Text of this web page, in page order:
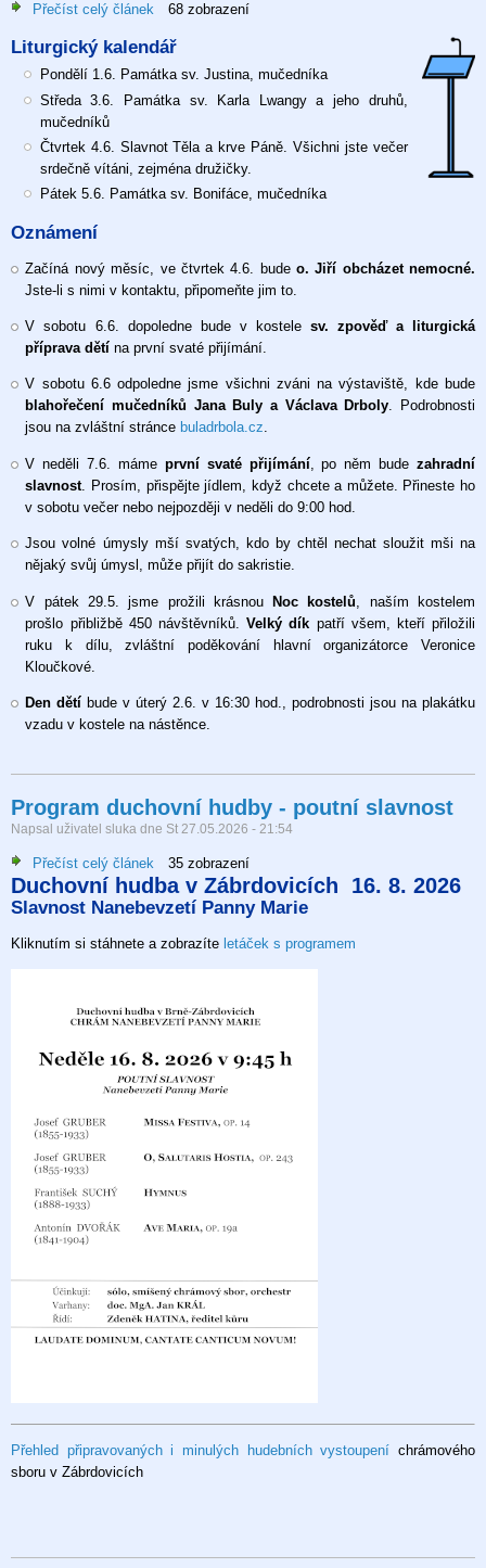
Přečíst celý článek
Nejsvětější
Trojice,
31.
2026
68 zobrazení
Liturgický kalendář
Pondělí 1.6. Památka sv. Justina, mučedníka
Středa 3.6. Památka sv. Karla Lwangy a jeho druhů,
mučedníků
Čtvrtek 4.6. Slavnot Těla a krve Páně. Všichni jste večer
srdečně vítáni, zejména družičky.
Pátek 5.6. Památka sv. Bonifáce, mučedníka
Oznámení
Začíná nový měsíc, ve čtvrtek 4.6. bude o. Jiří obcházet nemocné.
Jste-li s nimi v kontaktu, připomeňte jim to.
V sobotu 6.6. dopoledne bude v kostelesv. zpověď a liturgická
příprava dětína první svaté přijímání.
V sobotu 6.6 odpoledne jsme všichni zváni na výstaviště, kde bude
blahořečení mučedníků Jana Buly a Václava Drboly. Podrobnosti
jsou na zvláštní stránce buladrbola.cz.
V neděli 7.6. máme první svaté přijímání, po něm budezahradní
slavnost. Prosím, přispějte jídlem, když chcete a můžete. Přineste ho
v sobotu večer nebo nejpozději v neděli do 9:00 hod.
Jsou volné úmysly mší svatých, kdo by chtěl nechat sloužit mši na
nějaký svůj úmysl, může přijít do sakristie.
V pátek 29.5. jsme prožili krásnou Noc kostelů , naším kostelem
prošlo přibližbě 450 návštěvníků.Velký dík patří všem, kteří přiložili
ruku k dílu, zvláštní poděkování hlavní organizátorce Veronice
Kloučkové.
Den dětí bude v úterý 2.6. v 16:30 hod., podrobnosti jsou na plakátku
vzadu v kostele na nástěnce.
Program duchovní hudby - poutní slavnost
Napsal uživatel sluka dne St 27.05.2026 - 21:54
Přečíst celý článek
Program
duchovní
-
35 zobrazení
Duchovní hudba v Zábrdovicích 16. 8. 2026
Slavnost Nanebevzetí Panny Marie
Kliknutím si stáhnete a zobrazíte letáček s programem
Přehled připravovaných i minulých hudebních vystoupení chrámového
sboru v Zábrdovicích